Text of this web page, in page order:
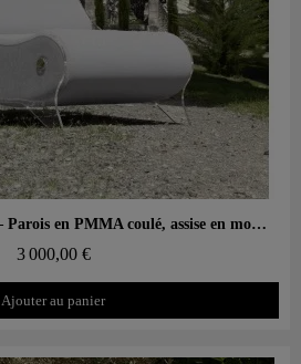
Aperçu rapide Fauteuil design MW06 – Parois en PMMA coulé, assise en mousse alvéolaire
3 000,00 €
Ajouter au panier